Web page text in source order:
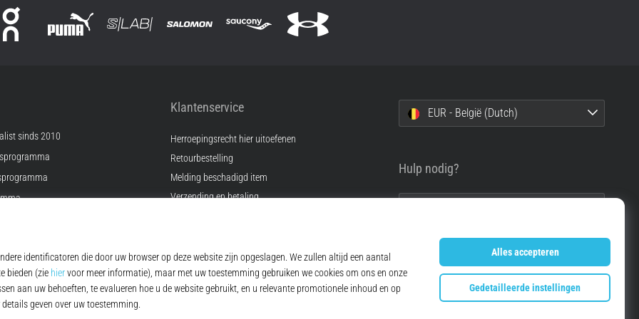
sinds 2010
Klantenservice
Herroepingsrecht hier uitoefenen
Retourbestelling
Melding beschadigd item
Verzending en betaling
FAQ
Privacybeleid
EUR - België (Dutch)
Hulp nodig?